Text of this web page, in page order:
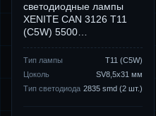
светодиодные лампы
XENITE CAN 3126 Т11
(C5W) 5500…
Тип лампы
Т11 (C5W)
Цоколь
SV8,5x31 мм
Тип светодиода 2835 smd (2 шт.)